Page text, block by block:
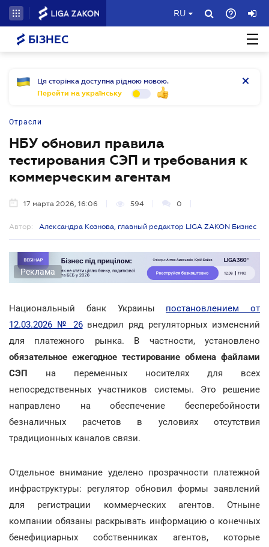
RU
БІЗНЕС
Ця сторінка доступна рідною мовою.
Перейти на українську
Отрасли
НБУ обновил правила
тестирования СЭП и требования к
коммерческим агентам
17 марта 2026, 16:06 594 0
Автор: Александра Кознова, главный редактор LIGA ZAKON Бизнес
Реклама
Национальный банк Украины постановлением от
12.03.2026 № 26внедрил ряд регуляторных изменений
для платежного рынка. В частности, установлено
обязательное ежегодное тестирование обмена файлами
СЭП на переменных носителях для всех
непосредственных участников системы. Это решение
направлено на обеспечение бесперебойности
безналичных расчетов в условиях отсутствия
традиционных каналов связи.
Отдельное внимание уделено прозрачности платежной
инфраструктуры: регулятор обновил формы заявлений
для регистрации коммерческих агентов. Отныне
компании обязаны раскрывать информацию о конечных
бенефициарных собственниках агентов, которые